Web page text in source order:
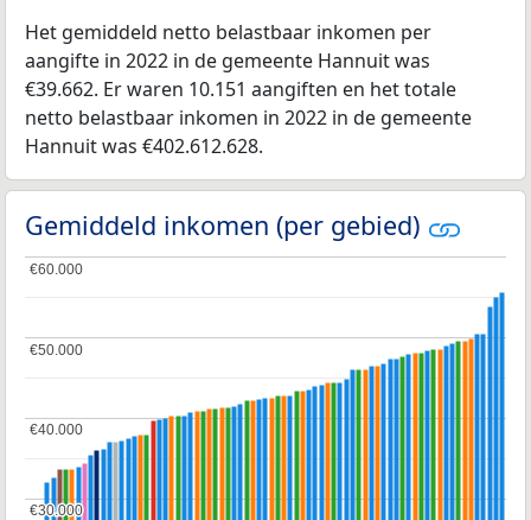
Het gemiddeld netto belastbaar inkomen per
aangifte in 2022 in de gemeente Hannuit was
€39.662. Er waren 10.151 aangiften en het totale
netto belastbaar inkomen in 2022 in de gemeente
Hannuit was €402.612.628.
Gemiddeld inkomen (per gebied)
€30.000
€30.000
€40.000
€40.000
€50.000
€50.000
€60.000
€60.000